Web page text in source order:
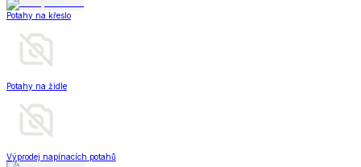
Potahy na křeslo
Potahy na židle
Výprodej napínacích potahů